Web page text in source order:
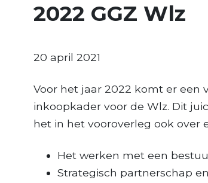
2022 GGZ Wlz
20 april 2021
Voor het jaar 2022 komt er een
inkoopkader voor de Wlz. Dit
het in het vooroverleg ook over
Het werken met een
Strategisch partnerschap